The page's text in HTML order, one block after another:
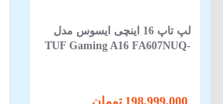
لپ تاپ 16 اینچی ایسوس مدل
TUF Gaming A16 FA607NUQ-